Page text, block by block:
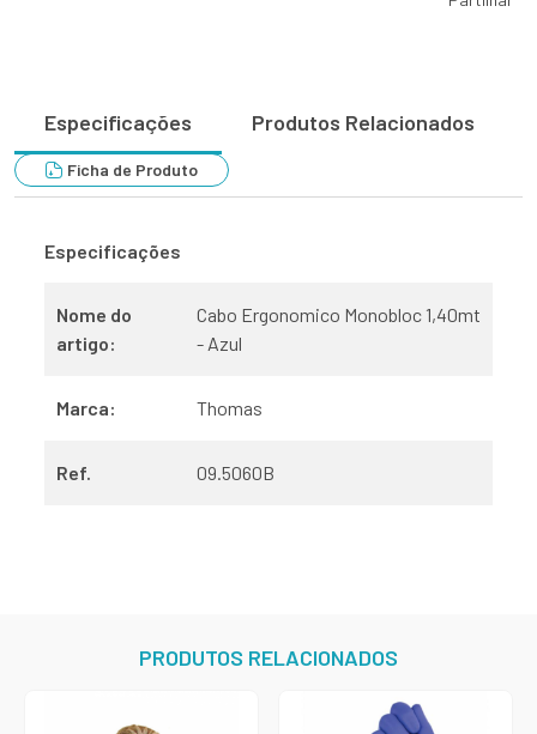
Especificações Produtos Relacionados
Ficha de Produto
Especificações
Nome do
artigo:
Cabo Ergonomico Monobloc 1,40mt
- Azul
Marca: Thomas
Ref. 09.5060B
PRODUTOS RELACIONADOS